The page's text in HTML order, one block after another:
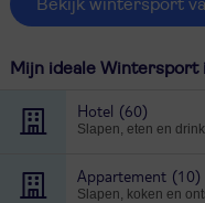
Bekijk wintersport
Mijn ideale Wintersport
Hotel (60)
Slapen, eten en
Appartement (10)
Slapen, koken en